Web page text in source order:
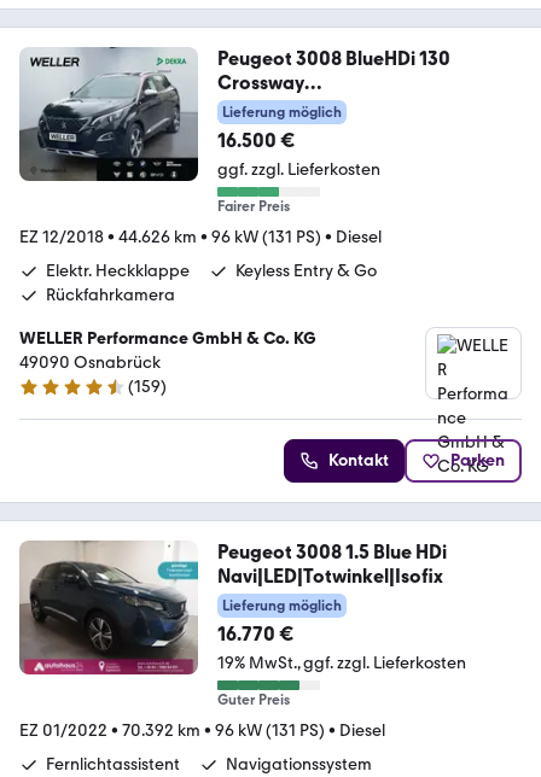
Peugeot 3008 BlueHDi 130
Crossway
*LED*Alcantara*SHZ*PDC
Lieferung möglich
16.500 €
ggf. zzgl. Lieferkosten
Fairer Preis
EZ 12/2018• 44.626 km • 96 kW (131 PS) • Diesel
Elektr. Heckklappe
Keyless Entry & Go
Rückfahrkamera
WELLER Performance GmbH & Co. KG
49090 Osnabrück
4.5 Sterne
(159)
Kontakt Parken
Peugeot 3008 1.5 Blue HDi
Navi|LED|Totwinkel|Isofix
Lieferung möglich
16.770 €
19% MwSt. ggf. zzgl. Lieferkosten
Guter Preis
EZ 01/2022 • 70.392 km • 96 kW (131 PS) • Diesel
Fernlichtassistent
Navigationssystem